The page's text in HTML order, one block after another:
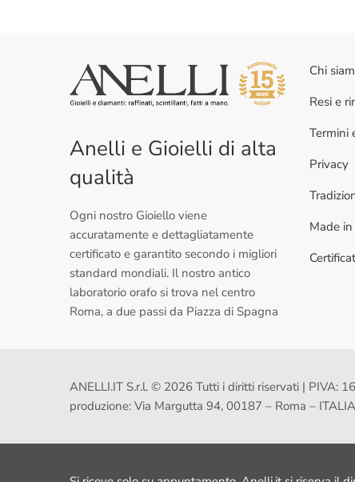
Anelli e Gioielli di alta
qualità
Ogni nostro Gioiello viene
accuratamente e dettagliatamente
certificato e garantito secondo i migliori
standard mondiali. Il nostro antico
laboratorio orafo si trova nel centro
Roma, a due passi da Piazza di Spagna
Chi
Resi e
Termini
Privacy
Made
ANELLI.IT S.r.l. © 2026 Tutti i diritti riservati | PIVA:
produzione: Via Margutta 94, 00187 – Roma – ITALIA